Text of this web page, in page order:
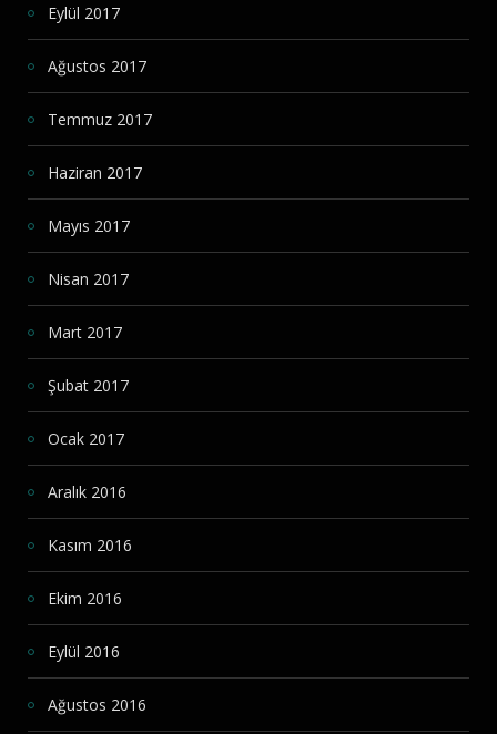
Eylül 2017
Ağustos 2017
Temmuz 2017
Haziran 2017
Mayıs 2017
Nisan 2017
Mart 2017
Şubat 2017
Ocak 2017
Aralık 2016
Kasım 2016
Ekim 2016
Eylül 2016
Ağustos 2016